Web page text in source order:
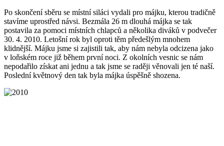
Po skončení sběru se místní siláci vydali pro májku, kterou tradičně
stavíme uprostřed návsi. Bezmála 26 m dlouhá májka se tak
postavila za pomoci místních chlapců a několika diváků v podvečer
30. 4. 2010. Letošní rok byl oproti těm předešlým mnohem
klidnější. Májku jsme si zajistili tak, aby nám nebyla odcizena jako
v loňském roce již během první noci. Z okolních vesnic se nám
nepodařilo získat ani jednu a tak jsme se raději věnovali jen té naší.
Poslední květnový den tak byla májka úspěšně shozena.